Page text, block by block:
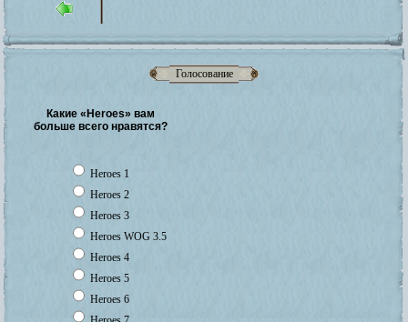
Голосование
Какие «Heroes» вам
больше всего нравятся?
Heroes 1
Heroes 2
Heroes 3
Heroes WOG 3.5
Heroes 4
Heroes 5
Heroes 6